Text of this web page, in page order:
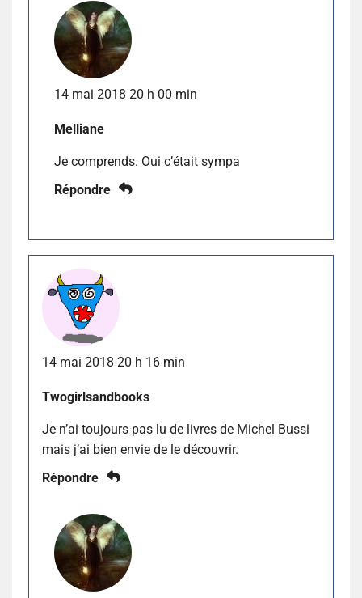
14 mai 2018 20 h 00 min
Melliane
Je comprends. Oui c’était sympa
Répondre
14 mai 2018 20 h 16 min
Twogirlsandbooks
Je n’ai toujours pas lu de livres de Michel Bussi
mais j’ai bien envie de le découvrir.
Répondre